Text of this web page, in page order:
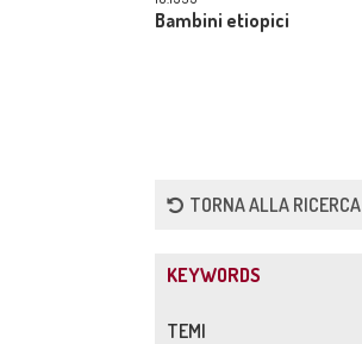
Bambini etiopici
TORNA ALLA RICERCA
KEYWORDS
TEMI